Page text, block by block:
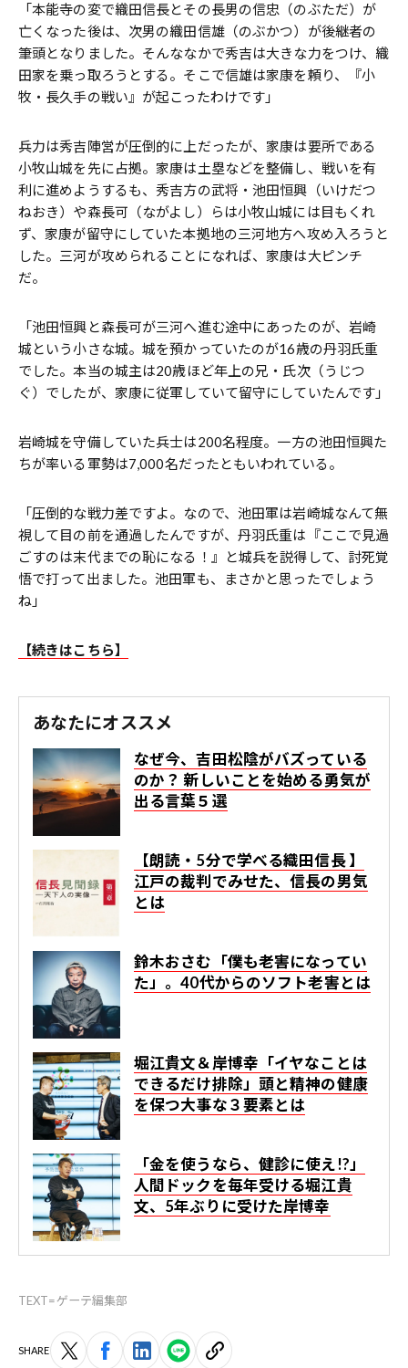
「本能寺の変で織田信長とその長男の信忠（のぶただ）が
亡くなった後は、次男の織田信雄（のぶかつ）が後継者の
筆頭となりました。そんななかで秀吉は大きな力をつけ、織
田家を乗っ取ろうとする。そこで信雄は家康を頼り、『小
牧・長久手の戦い』が起こったわけです」
兵力は秀吉陣営が圧倒的に上だったが、家康は要所である
小牧山城を先に占拠。家康は土塁などを整備し、戦いを有
利に進めようするも、秀吉方の武将・池田恒興（いけだつ
ねおき）や森長可（ながよし）らは小牧山城には目もくれ
ず、家康が留守にしていた本拠地の三河地方へ攻め入ろうと
した。三河が攻められることになれば、家康は大ピンチ
だ。
「池田恒興と森長可が三河へ進む途中にあったのが、岩崎
城という小さな城。城を預かっていたのが16歳の丹羽氏重
でした。本当の城主は20歳ほど年上の兄・氏次（うじつ
ぐ）でしたが、家康に従軍していて留守にしていたんです」
岩崎城を守備していた兵士は200名程度。一方の池田恒興た
ちが率いる軍勢は7,000名だったともいわれている。
「圧倒的な戦力差ですよ。なので、池田軍は岩崎城なんて無
視して目の前を通過したんですが、丹羽氏重は『ここで見過
ごすのは末代までの恥になる！』と城兵を説得して、討死覚
悟で打って出ました。池田軍も、まさかと思ったでしょう
ね」
【続きはこちら】
あなたにオススメ
なぜ今、吉田松陰がバズっている
のか？ 新しいことを始める勇気が
出る言葉５選
【朗読・5分で学べる織田信長 】
江戸の裁判でみせた、信長の男気
とは
鈴木おさむ「僕も老害になってい
た」。40代からのソフト老害とは
堀江貴文＆岸博幸「イヤなことは
できるだけ排除」頭と精神の健康
を保つ大事な３要素とは
「金を使うなら、健診に使え!?」
人間ドックを毎年受ける堀江貴
文、5年ぶりに受けた岸博幸
TEXT=ゲーテ編集部
SHARE